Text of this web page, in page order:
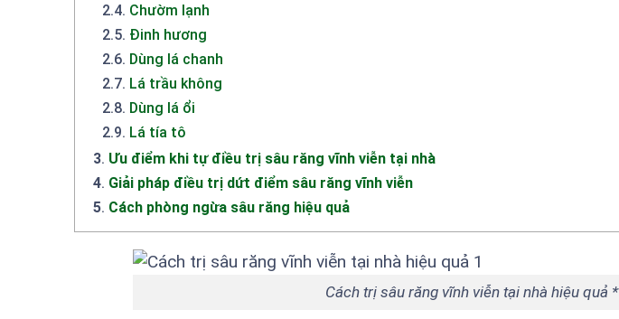
2.4. Chườm lạnh
2.5. Đinh hương
2.6. Dùng lá chanh
2.7. Lá trầu không
2.8. Dùng lá ổi
2.9. Lá tía tô
3. Ưu điểm khi tự điều trị sâu răng vĩnh viễn tại nhà
4. Giải pháp điều trị dứt điểm sâu răng vĩnh viễn
5. Cách phòng ngừa sâu răng hiệu quả
Cách trị sâu răng vĩnh viễn tại nhà hiệu quả *